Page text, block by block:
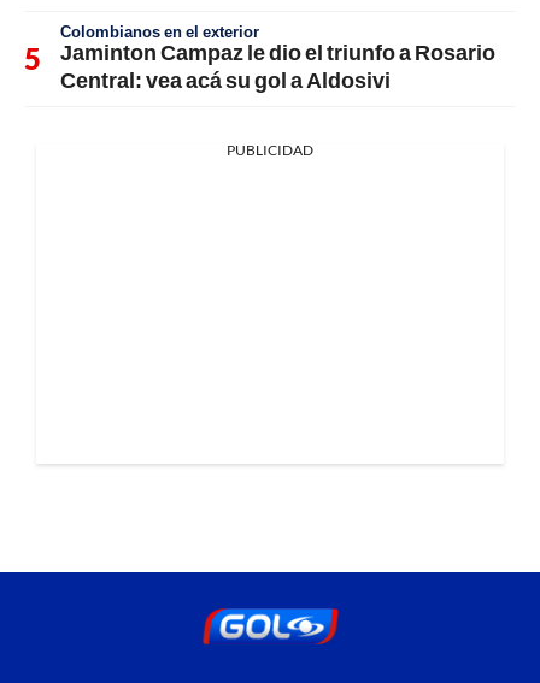
Colombianos en el exterior
Jaminton Campaz le dio el triunfo a Rosario
Central: vea acá su gol a Aldosivi
PUBLICIDAD